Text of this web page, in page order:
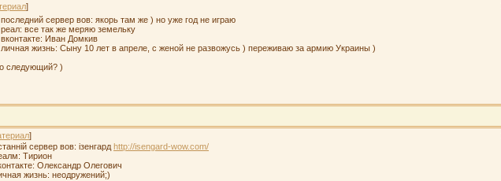
]
последний сервер вов: якорь там же ) но уже год не играю
все так же меряю земельку
Иван Домкив
жизнь: Сыну 10 лет в апреле, с женой не развожусь ) переживаю за армию Украины )
следующий? )
]
сервер вов: ізенгард http://isengard-wow.com/
Тирион
Олександр Олегович
жизнь: неодружений;)